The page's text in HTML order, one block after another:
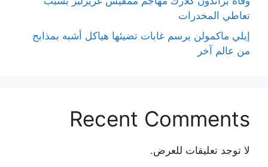
تعاطي المخدرات
إيلي ماكمولن يرسم غابات تضيئها هياكل أشبه بمذابح
من عالم آخر
Recent Comments
لا توجد تعليقات للعرض.